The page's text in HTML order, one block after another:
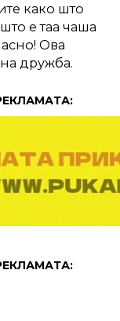
како што
е таа чаша
Ова
дружба.